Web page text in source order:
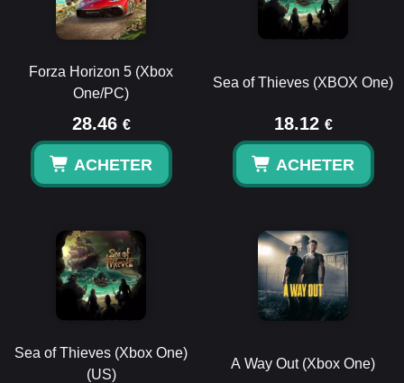
Forza Horizon 5 (Xbox
One/PC)
28.46 €
ACHETER
Sea of Thieves (XBOX One)
18.12 €
ACHETER
Sea of Thieves (Xbox One)
(US)
A Way Out (Xbox One)